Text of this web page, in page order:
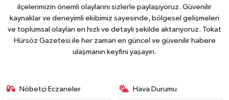
ilçelerimizin önemli olaylarını sizlerle paylaşıyoruz. Güvenilir
kaynaklar ve deneyimli ekibimiz sayesinde, bölgesel gelişmeleri
ve toplumsal olayları en hızlı ve detaylı şekilde aktarıyoruz. Tokat
Hürsöz Gazetesi ile her zaman en güncel ve güvenilir habere
ulaşmanın keyfini yaşayın.
Nöbetçi Eczaneler Hava Durumu